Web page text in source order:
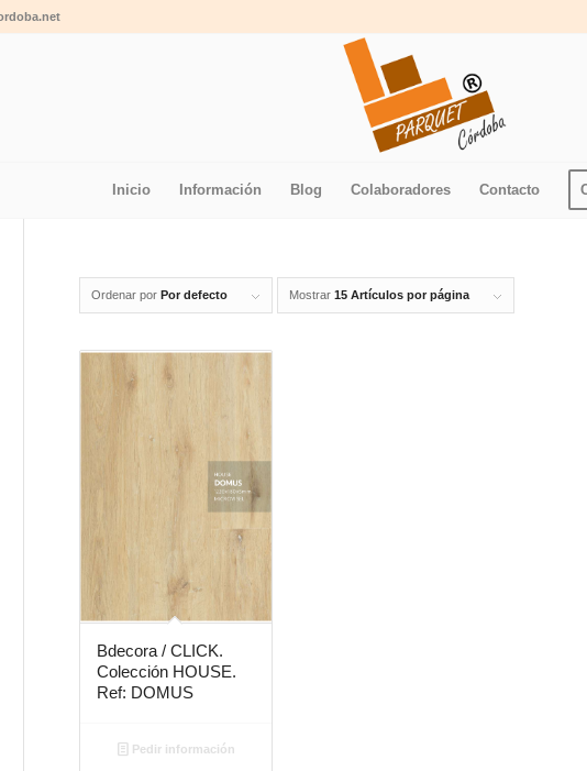
Inicio Información Blog Colaboradores Contacto
Ordenar por Por defecto Mostrar 15 Artículos por página
Bdecora / CLICK.
Colección HOUSE.
Ref: DOMUS
Pedir información